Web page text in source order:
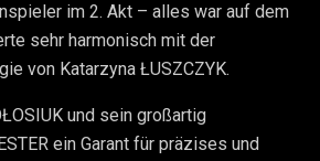
im 2. Akt – alles war auf dem
sehr harmonisch mit der
von Katarzyna ŁUSZCZYK.
und sein großartig
ein Garant für präzises und